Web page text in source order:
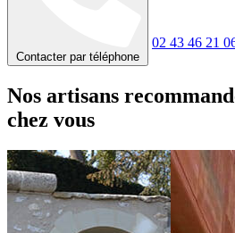
Contacter par téléphone
02 43 46 21
Nos artisans
chez vous